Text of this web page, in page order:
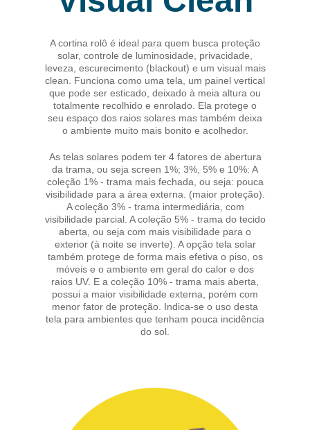
A cortina rolô é ideal para quem busca proteção
solar, controle de luminosidade, privacidade,
leveza, escurecimento (blackout) e um visual mais
clean. Funciona como uma tela, um painel vertical
que pode ser esticado, deixado à meia altura ou
totalmente recolhido e enrolado. Ela protege o
seu espaço dos raios solares mas também deixa
o ambiente muito mais bonito e acolhedor.
As telas solares podem ter 4 fatores de abertura
da trama, ou seja screen 1%; 3%, 5% e 10%: A
coleção 1% - trama mais fechada, ou seja: pouca
visibilidade para a área externa. (maior proteção).
A coleção 3% - trama intermediária, com
visibilidade parcial. A coleção 5% - trama do tecido
aberta, ou seja com mais visibilidade para o
exterior (à noite se inverte). A opção tela solar
também protege de forma mais efetiva o piso, os
móveis e o ambiente em geral do calor e dos
raios UV. E a coleção 10% - trama mais aberta,
possui a maior visibilidade externa, porém com
menor fator de proteção. Indica-se o uso desta
tela para ambientes que tenham pouca incidência
do sol.